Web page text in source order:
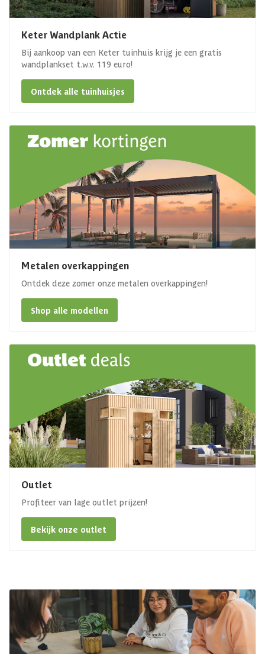
Keter Wandplank Actie
Bij aankoop van een Keter tuinhuis krijg je een gratis
wandplankset t.w.v. 119 euro!
Ontdek alle tuinhuisjes
Metalen overkappingen
Ontdek deze zomer onze metalen overkappingen!
Shop alle modellen
Outlet
Profiteer van lage outlet prijzen!
Bekijk onze outlet